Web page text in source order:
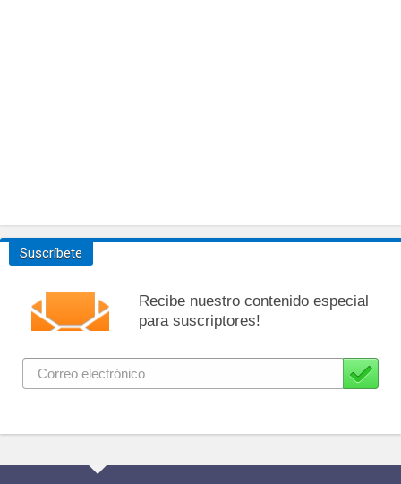
Suscríbete
Recibe nuestro contenido especial
para suscriptores!